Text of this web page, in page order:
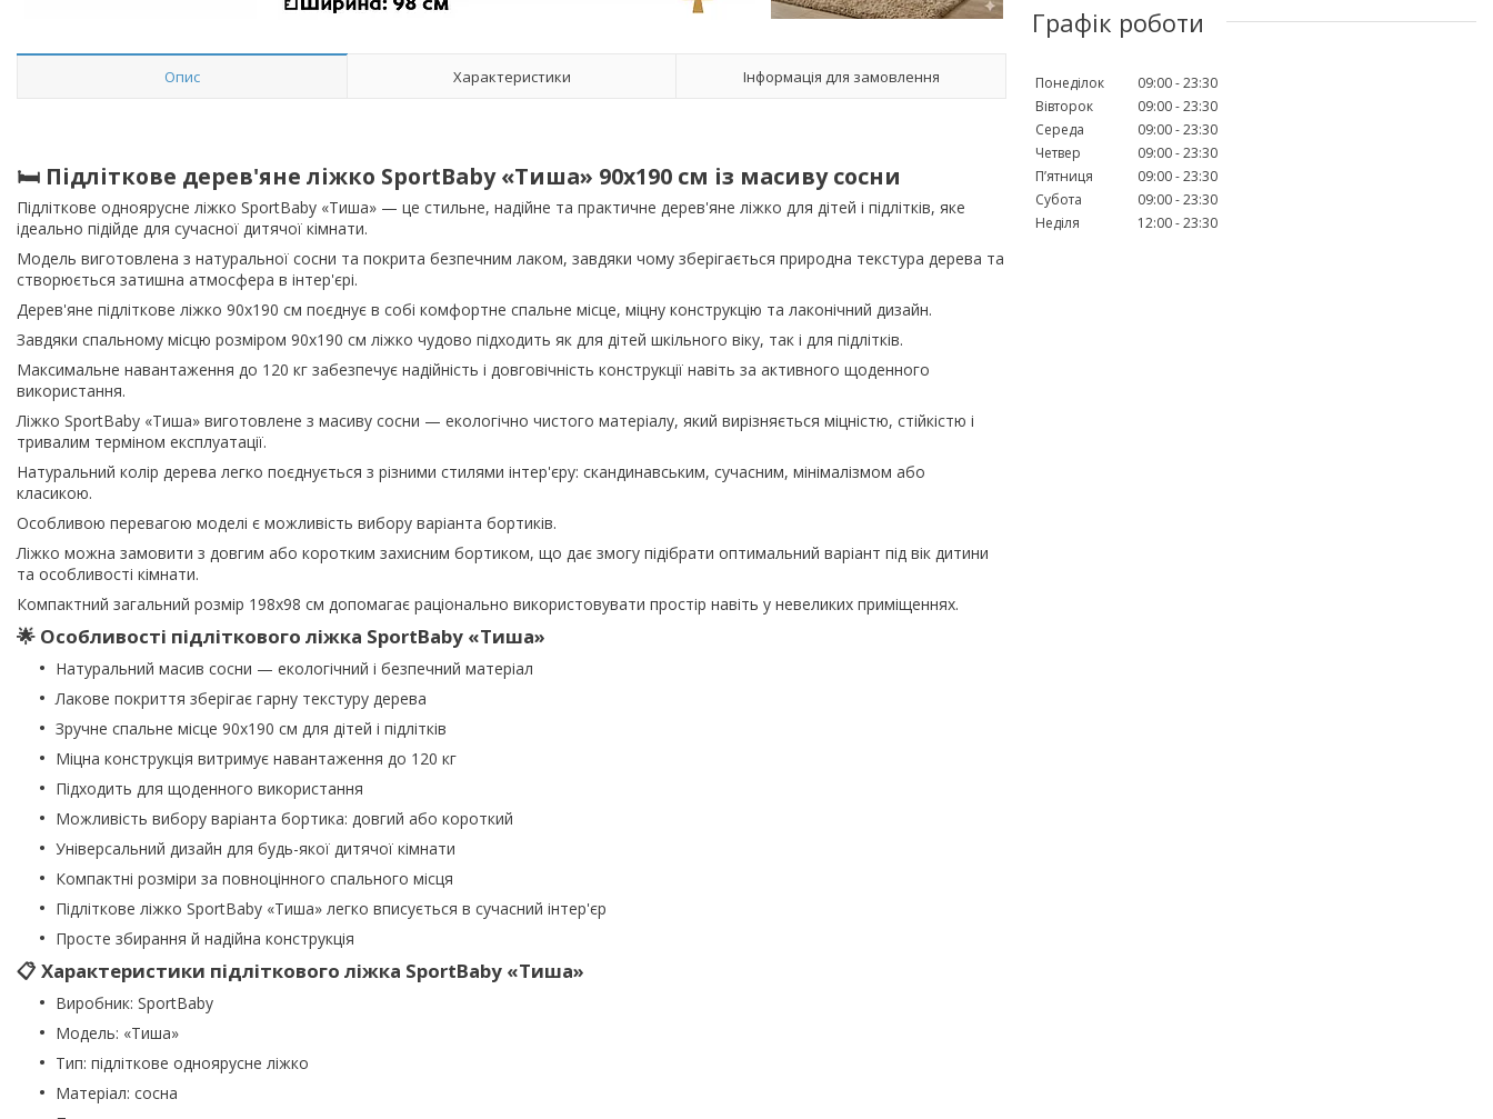
Опис Характеристики Інформація для замовлення
🛏 Підліткове дерев'яне ліжко SportBaby «Тиша» 90x190 см із масиву сосни
Підліткове одноярусне ліжко SportBaby «Тиша» — це стильне, надійне та практичне дерев'яне ліжко для дітей і підлітків, яке
ідеально підійде для сучасної дитячої кімнати.
Модель виготовлена з натуральної сосни та покрита безпечним лаком, завдяки чому зберігається природна текстура дерева та
створюється затишна атмосфера в інтер'єрі.
Дерев'яне підліткове ліжко 90x190 см поєднує в собі комфортне спальне місце, міцну конструкцію та лаконічний дизайн.
Завдяки спальному місцю розміром 90х190 см ліжко чудово підходить як для дітей шкільного віку, так і для підлітків.
Максимальне навантаження до 120 кг забезпечує надійність і довговічність конструкції навіть за активного щоденного
використання.
Ліжко SportBaby «Тиша» виготовлене з масиву сосни — екологічно чистого матеріалу, який вирізняється міцністю, стійкістю і
тривалим терміном експлуатації.
Натуральний колір дерева легко поєднується з різними стилями інтер'єру: скандинавським, сучасним, мінімалізмом або
класикою.
Особливою перевагою моделі є можливість вибору варіанта бортиків.
Ліжко можна замовити з довгим або коротким захисним бортиком, що дає змогу підібрати оптимальний варіант під вік дитини
та особливості кімнати.
Компактний загальний розмір 198x98 см допомагає раціонально використовувати простір навіть у невеликих приміщеннях.
🌟 Особливості підліткового ліжка SportBaby «Тиша»
Натуральний масив сосни — екологічний і безпечний матеріал
Лакове покриття зберігає гарну текстуру дерева
Зручне спальне місце 90x190 см для дітей і підлітків
Міцна конструкція витримує навантаження до 120 кг
Підходить для щоденного використання
Можливість вибору варіанта бортика: довгий або короткий
Універсальний дизайн для будь-якої дитячої кімнати
Компактні розміри за повноцінного спального місця
Підліткове ліжко SportBaby «Тиша» легко вписується в сучасний інтер'єр
Просте збирання й надійна конструкція
📋 Характеристики підліткового ліжка SportBaby «Тиша»
Виробник: SportBaby
Модель: «Тиша»
Тип: підліткове одноярусне ліжко
Матеріал: сосна
Графік роботи
Понеділок 09:00 23:30
Вівторок
09:00 23:30
Середа
09:00 23:30
Четвер
09:00 23:30
Пʼятниця
09:00 23:30
Субота
09:00 23:30
Неділя
12:00 23:30